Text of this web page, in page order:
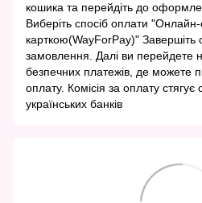
кошика та перейдіть до
Виберіть спосіб оплати
карткою(WayForPay)"
замовлення. Далі ви перейдете
безпечних платежів, де можете
оплату. Комісія за оплату стягує
українських банків